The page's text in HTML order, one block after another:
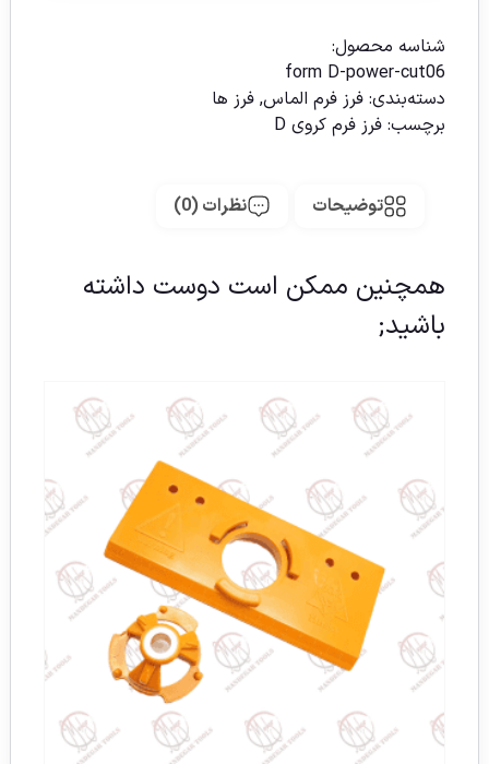
شناسه محصول:
form D-power-cut06
دسته‌بندی: فرز فرم الماس, فرز ها
برچسب: فرز فرم کروی D
توضیحات نظرات (0)
همچنین ممکن است دوست داشته
باشید;